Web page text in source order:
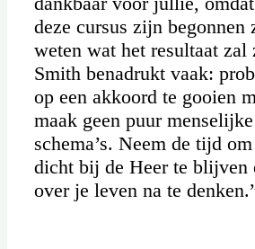
deze cursus zijn begonnen
weten wat het resultaat zal
Smith benadrukt vaak:
op een akkoord te gooien
maak geen puur
schema’s. Neem de tijd
dicht bij de Heer te blijven
over je leven na te